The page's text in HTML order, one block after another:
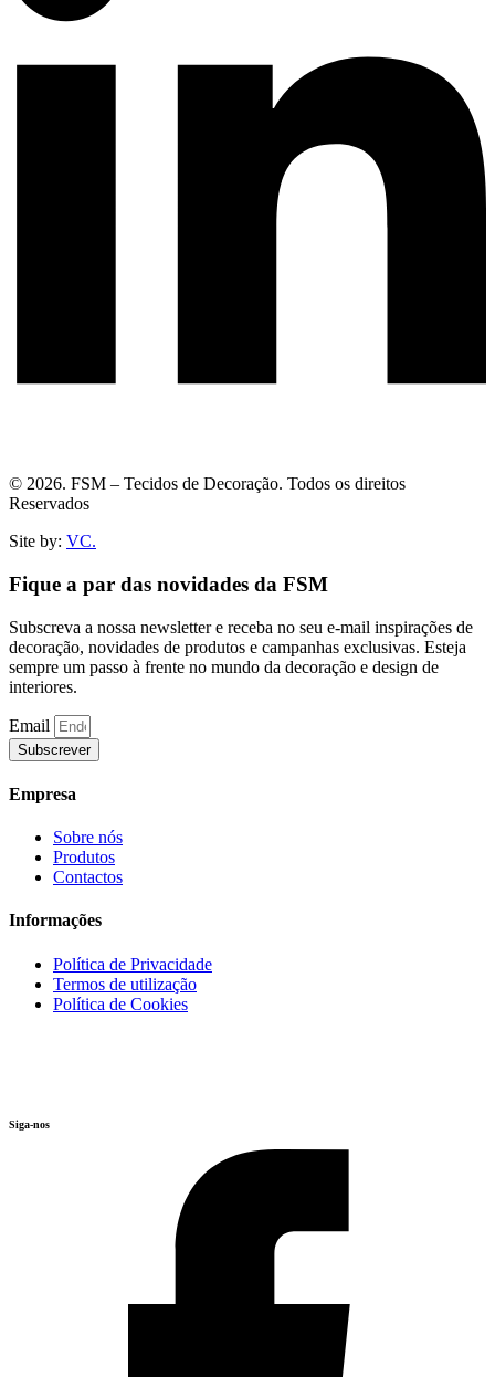
© 2026. FSM – Tecidos de Decoração. Todos os direitos
Reservados
Site by: VC.
Fique a par das novidades da FSM
Subscreva a nossa newsletter e receba no seu e-mail inspirações de
decoração, novidades de produtos e campanhas exclusivas. Esteja
sempre um passo à frente no mundo da decoração e design de
interiores.
Email
Subscrever
Empresa
Sobre nós
Produtos
Contactos
Informações
Política de Privacidade
Termos de utilização
Política de Cookies
Siga-nos